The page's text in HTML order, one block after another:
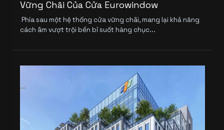
Vững Chãi Của Cửa Eurowindow
Phía sau một hệ thống cửa vững chãi, mang lại khả năng
cách âm vượt trội bền bỉ suốt hàng chục...